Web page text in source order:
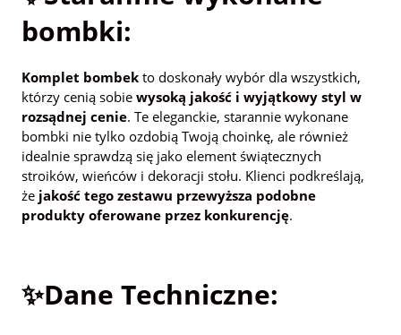
bombki:
Komplet bombek to doskonały wybór dla wszystkich,
którzy cenią sobie wysoką jakość i wyjątkowy styl w
rozsądnej cenie. Te eleganckie, starannie wykonane
bombki nie tylko ozdobią Twoją choinkę, ale również
idealnie sprawdzą się jako element świątecznych
stroików, wieńców i dekoracji stołu. Klienci podkreślają,
że jakość tego zestawu przewyższa podobne
produkty oferowane przez konkurencję.
✨Dane Techniczne: